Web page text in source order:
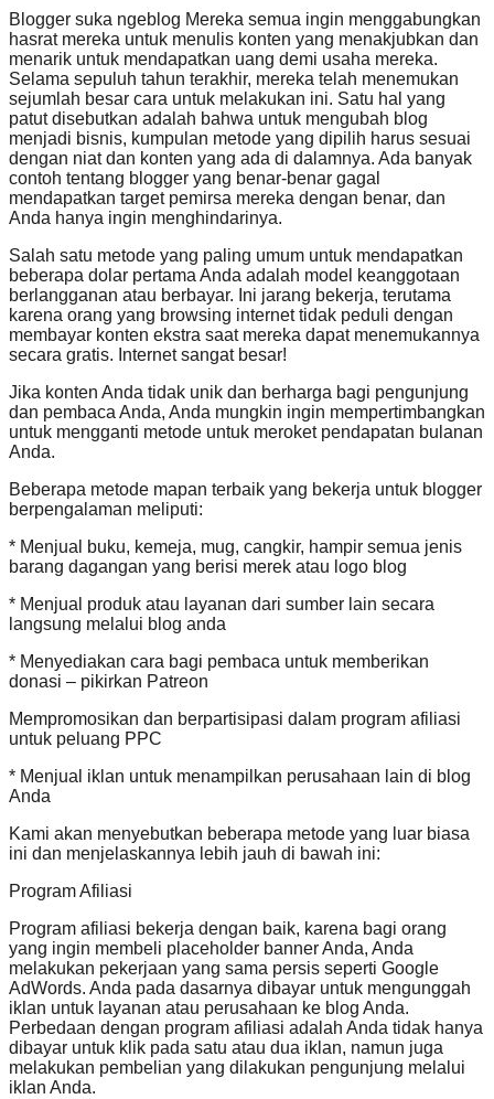
Blogger suka ngeblog Mereka semua ingin menggabungkan
hasrat mereka untuk menulis konten yang menakjubkan dan
menarik untuk mendapatkan uang demi usaha mereka.
Selama sepuluh tahun terakhir, mereka telah menemukan
sejumlah besar cara untuk melakukan ini. Satu hal yang
patut disebutkan adalah bahwa untuk mengubah blog
menjadi bisnis, kumpulan metode yang dipilih harus sesuai
dengan niat dan konten yang ada di dalamnya. Ada banyak
contoh tentang blogger yang benar-benar gagal
mendapatkan target pemirsa mereka dengan benar, dan
Anda hanya ingin menghindarinya.
Salah satu metode yang paling umum untuk mendapatkan
beberapa dolar pertama Anda adalah model keanggotaan
berlangganan atau berbayar. Ini jarang bekerja, terutama
karena orang yang browsing internet tidak peduli dengan
membayar konten ekstra saat mereka dapat menemukannya
secara gratis. Internet sangat besar!
Jika konten Anda tidak unik dan berharga bagi pengunjung
dan pembaca Anda, Anda mungkin ingin mempertimbangkan
untuk mengganti metode untuk meroket pendapatan bulanan
Anda.
Beberapa metode mapan terbaik yang bekerja untuk blogger
berpengalaman meliputi:
* Menjual buku, kemeja, mug, cangkir, hampir semua jenis
barang dagangan yang berisi merek atau logo blog
* Menjual produk atau layanan dari sumber lain secara
langsung melalui blog anda
* Menyediakan cara bagi pembaca untuk memberikan
donasi – pikirkan Patreon
Mempromosikan dan berpartisipasi dalam program afiliasi
untuk peluang PPC
* Menjual iklan untuk menampilkan perusahaan lain di blog
Anda
Kami akan menyebutkan beberapa metode yang luar biasa
ini dan menjelaskannya lebih jauh di bawah ini:
Program Afiliasi
Program afiliasi bekerja dengan baik, karena bagi orang
yang ingin membeli placeholder banner Anda, Anda
melakukan pekerjaan yang sama persis seperti Google
AdWords. Anda pada dasarnya dibayar untuk mengunggah
iklan untuk layanan atau perusahaan ke blog Anda.
Perbedaan dengan program afiliasi adalah Anda tidak hanya
dibayar untuk klik pada satu atau dua iklan, namun juga
melakukan pembelian yang dilakukan pengunjung melalui
iklan Anda.